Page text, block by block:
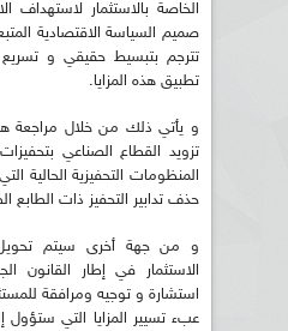
الخاصة بالاستثمار لاستهداف
صميم السياسة الاقتصادية
تترجم بتبسيط حقيقي و تسريع
تطبيق هذه المزايا.
و يأتي ذلك من خلال مراجعة
تزويد القطاع الصناعي
المنظومات التحفيزية الحالية
حذف تدابير التحفيز ذات الطابع
و من جهة أخرى سيتم تحويل
الاستثمار في إطار
استشارة و توجيه ومرافقة
عبء تسيير المزايا التي ستؤول